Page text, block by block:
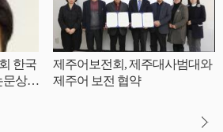
상’
제주어보전회, 제주대사범대와
제주어 보전 협약